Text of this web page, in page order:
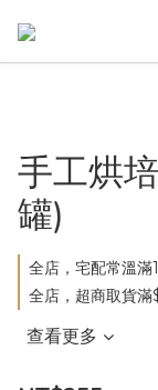
手工烘
罐)
全店，宅配常溫
全店，超商取貨
查看更多